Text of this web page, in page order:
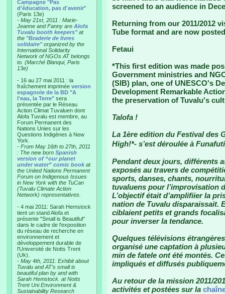
Campagne "Pas
d'éducation, pas d'avenir"
(Paris 13e)
- May 21st, 2011 : Marie-
Jeanne and Fanny are Alofa
Tuvalu booth keepers"at
the "Braderie de livres
solidaire"organized by the
International Solidarity
Network of NGOs AT belongs
to. (Marché Blanqui, Paris
13e)
- 16 au 27 mai 2011 : la
fraîchement imprimée version
espagnole de la BD "A
l'eau, la Terre" sera
présentée par le Réseau
Action Climat Tuvaluen dont
Alofa Tuvalu est membre, au
Forum Permanent des
Nations Unies sur les
Questions Indigènes à New
York.
- From May 16th to 27th, 2011
: The new born Spanish
version of “our planet
under water” comic book at
the United Nations Permanent
Forum on Indigenous Issues
in New York with the TuCan
(Tuvalu Climate Action
Network) representatives.
- 4 mai 2011: Sarah Hemstock
tient un stand Alofa et
présente "Small is Beautiful"
dans le cadre de l'exposition
du réseau de recherche en
environnement et
développement durable de
l'Université de Notts Trent
(Uk).
- May 4th, 2011: Exhibit about
Tuvalu and AT’s small is
beautiful plan by and with
Sarah Hemstock. at Notts
Trent Uni Environment &
Sustainability Research
screened to an audience in
Returning from our 2011/2012
Tube format and are now
Fetaui
*This first edition was made
Government ministries and
(SIB) plan, one of UNESCO's
Development Remarkable
the preservation of Tuvalu's
Talofa !
La 1ère edition du Festival des
High!*- s’est déroulée à
Pendant deux jours, différents
exposés au travers de
sports, danses, chants,
tuvaluens pour l’improvisation
L’objectif était d’amplifiier la
nation de Tuvalu disparaissait.
ciblaient petits et grands
pour inverser la tendance.
Quelques télévisions
organisé une captation à
min de fatele ont été montés.
impliqués et diffusés
Au retour de la mission 2011/
activités et postées sur la